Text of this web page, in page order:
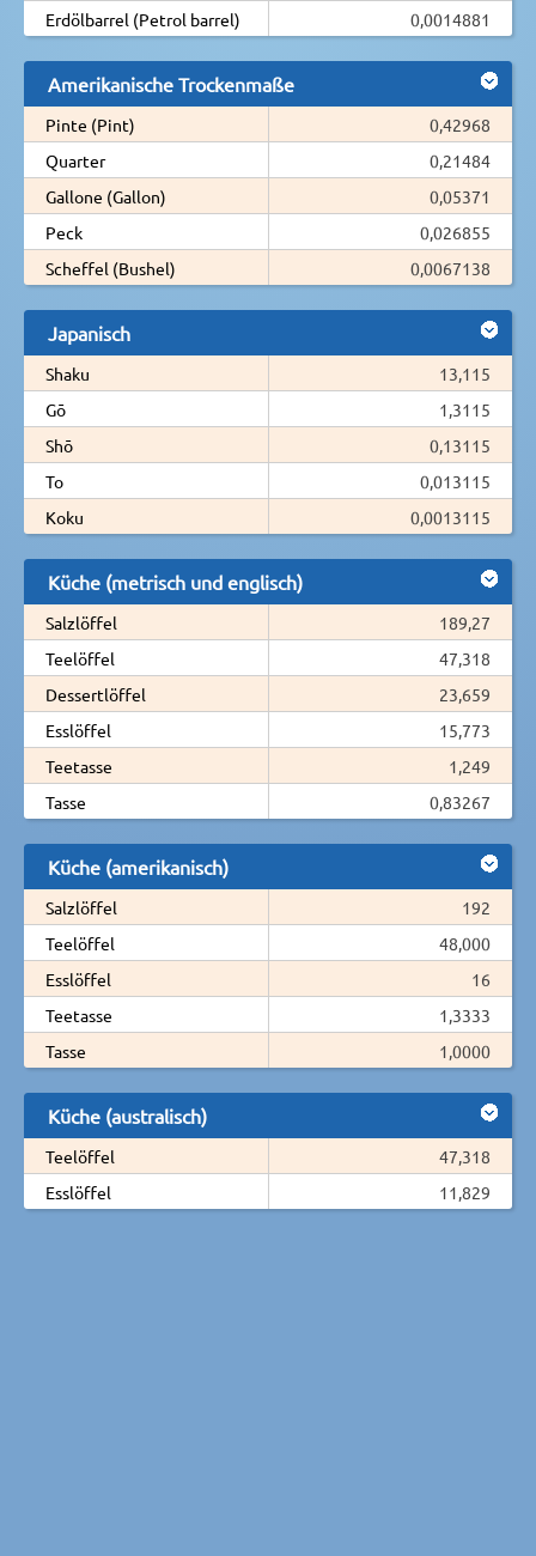
Erdölbarrel (Petrol barrel) 0,0014881
Amerikanische Trockenmaße
Pinte (Pint)
0,42968
Quarter
0,21484
Gallone (Gallon)
0,05371
Peck
0,026855
Scheffel (Bushel)
0,0067138
Japanisch
Shaku
13,115
Gō
1,3115
Shō
0,13115
To
0,013115
Koku
0,0013115
Küche (metrisch und englisch)
Salzlöffel
189,27
Teelöffel
47,318
Dessertlöffel
23,659
Esslöffel
15,773
Teetasse
1,249
Tasse
0,83267
Küche (amerikanisch)
Salzlöffel
192
Teelöffel
48,000
Esslöffel
16
Teetasse
1,3333
Tasse
1,0000
Küche (australisch)
Teelöffel
47,318
Esslöffel
11,829